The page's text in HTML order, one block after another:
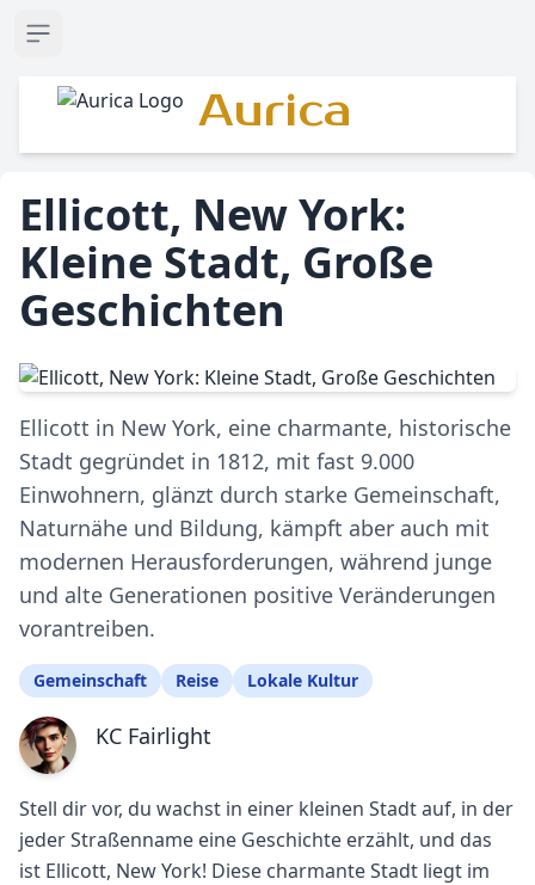
Open sidebar
Aurica
Ellicott, New York:
Kleine Stadt, Große
Geschichten
Ellicott in New York, eine charmante, historische
Stadt gegründet in 1812, mit fast 9.000
Einwohnern, glänzt durch starke Gemeinschaft,
Naturnähe und Bildung, kämpft aber auch mit
modernen Herausforderungen, während junge
und alte Generationen positive Veränderungen
vorantreiben.
Gemeinschaft Reise Lokale Kultur
KC Fairlight
Stell dir vor, du wachst in einer kleinen Stadt auf, in der
jeder Straßenname eine Geschichte erzählt, und das
ist Ellicott, New York! Diese charmante Stadt liegt im